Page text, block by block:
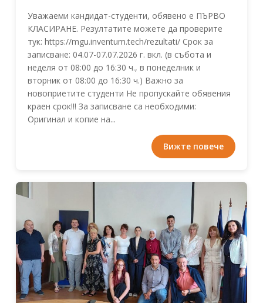
Уважаеми кандидат-студенти, обявено е ПЪРВО
КЛАСИРАНЕ. Резултатите можете да проверите
тук: https://mgu.inventum.tech/rezultati/ Срок за
записване: 04.07-07.07.2026 г. вкл. (в събота и
неделя от 08:00 до 16:30 ч., в понеделник и
вторник от 08:00 до 16:30 ч.) Важно за
новоприетите студенти Не пропускайте обявения
краен срок!!! За записване са необходими:
Оригинал и копие на...
Вижте повече